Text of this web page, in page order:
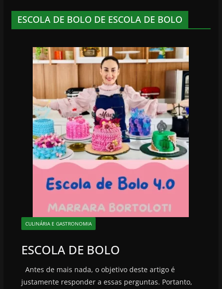
ESCOLA DE BOLO DE ESCOLA DE BOLO
CULINÁRIA E GASTRONOMIA
ESCOLA DE BOLO
Antes de mais nada, o objetivo deste artigo é
justamente responder a essas perguntas. Portanto,